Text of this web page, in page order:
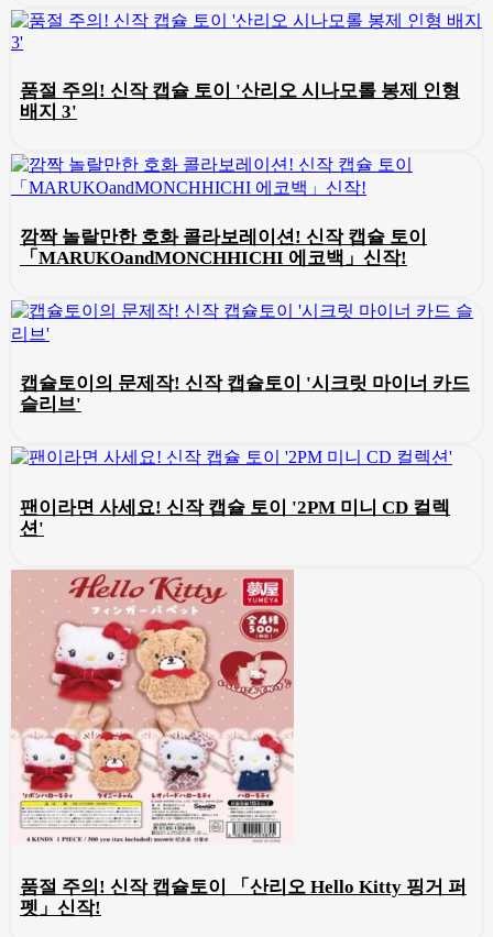
품절 주의! 신작 캡슐 토이 '산리오 시나모롤 봉제 인형
배지 3'
깜짝 놀랄만한 호화 콜라보레이션! 신작 캡슐 토이
「MARUKOandMONCHHICHI 에코백」신작!
캡슐토이의 문제작! 신작 캡슐토이 '시크릿 마이너 카드
슬리브'
팬이라면 사세요! 신작 캡슐 토이 '2PM 미니 CD 컬렉
션'
품절 주의! 신작 캡슐토이 「산리오 Hello Kitty 핑거 퍼
펫」신작!